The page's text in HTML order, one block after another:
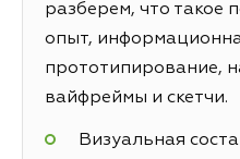
разберем, что такое
опыт,
прототипирование,
вайфреймы и скетчи.
Визуальная